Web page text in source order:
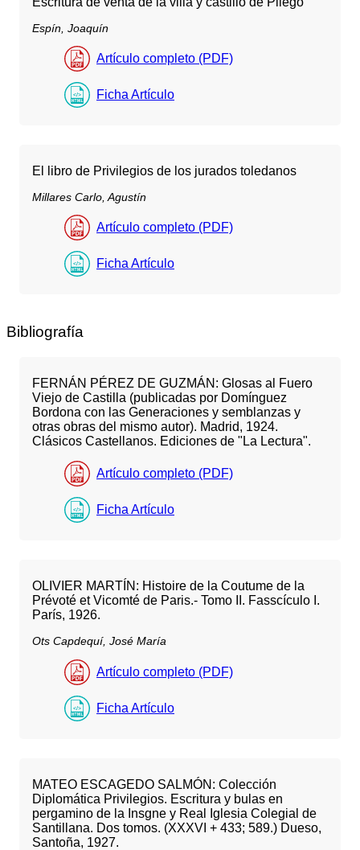
Espín, Joaquín
Artículo completo (PDF)
Ficha Artículo
El libro de Privilegios de los jurados toledanos
Millares Carlo, Agustín
Artículo completo (PDF)
Ficha Artículo
Bibliografía
FERNÁN PÉREZ DE GUZMÁN: Glosas al Fuero
Viejo de Castilla (publicadas por Domínguez
Bordona con las Generaciones y semblanzas y
otras obras del mismo autor). Madrid, 1924.
Clásicos Castellanos. Ediciones de "La Lectura".
Artículo completo (PDF)
Ficha Artículo
OLIVIER MARTÍN: Histoire de la Coutume de la
Prévoté et Vicomté de Paris.- Tomo II. Fasscículo I.
París, 1926.
Ots Capdequí, José María
Artículo completo (PDF)
Ficha Artículo
MATEO ESCAGEDO SALMÓN: Colección
Diplomática Privilegios. Escritura y bulas en
pergamino de la Insgne y Real Iglesia Colegial de
Santillana. Dos tomos. (XXXVI + 433; 589.) Dueso,
Santoña, 1927.